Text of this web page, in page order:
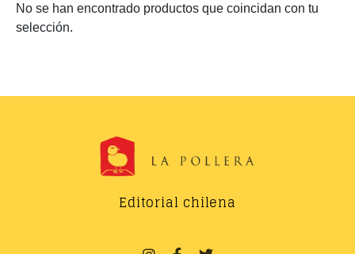
No se han encontrado productos que coincidan con tu
selección.
Editorial chilena